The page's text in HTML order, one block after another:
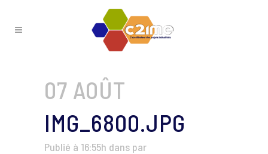
07 AOÛT
IMG_6800.JPG
Publié à 16:55h dans par